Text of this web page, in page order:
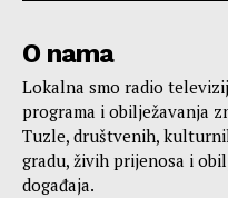
O nama
Lokalna smo radio
programa i obilježavanja
Tuzle, društvenih,
gradu, živih prijenosa i
događaja.